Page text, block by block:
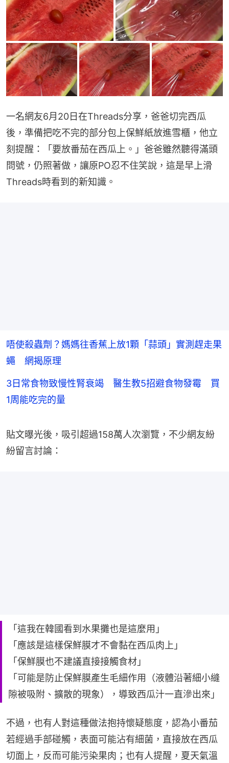
一名網友6月20日在Threads分享，爸爸切完西瓜
後，準備把吃不完的部分包上保鮮紙放進雪櫃，他立
刻提醒：「要放番茄在西瓜上。」爸爸雖然聽得滿頭
問號，仍照著做，讓原PO忍不住笑說，這是早上滑
Threads時看到的新知識。
唔使殺蟲劑？媽媽往香蕉上放1顆「蒜頭」實測趕走果
蠅 網揭原理
3日常食物致慢性腎衰竭 醫生教5招避食物發霉 買
1周能吃完的量
貼文曝光後，吸引超過158萬人次瀏覽，不少網友紛
紛留言討論：
「這我在韓國看到水果攤也是這麼用」
「應該是這樣保鮮膜才不會黏在西瓜肉上」
「保鮮膜也不建議直接接觸食材」
「可能是防止保鮮膜產生毛細作用（液體沿著細小縫
隙被吸附、擴散的現象），導致西瓜汁一直滲出來」
不過，也有人對這種做法抱持懷疑態度，認為小番茄
若經過手部碰觸，表面可能沾有細菌，直接放在西瓜
切面上，反而可能污染果肉；也有人提醒，夏天氣溫